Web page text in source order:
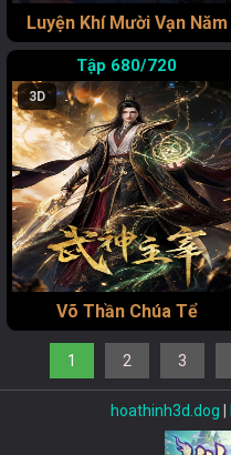
Luyện Khí Mười Vạn Năm
680/720
3D
Võ Thần Chúa Tể
1 2 3
hoathinh3d.dog